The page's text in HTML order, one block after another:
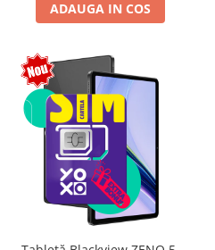
ADAUGA IN COS